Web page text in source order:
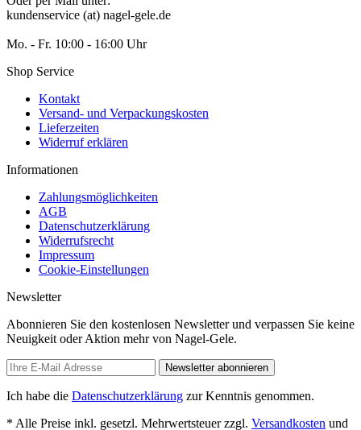
kundenservice (at) nagel-gele.de
Mo. - Fr. 10:00 - 16:00 Uhr
Shop Service
Kontakt
Versand- und Verpackungskosten
Lieferzeiten
Widerruf erklären
Informationen
Zahlungsmöglichkeiten
AGB
Datenschutzerklärung
Widerrufsrecht
Impressum
Cookie-Einstellungen
Newsletter
Abonnieren Sie den kostenlosen Newsletter und verpassen Sie keine
Neuigkeit oder Aktion mehr von Nagel-Gele.
Newsletter abonnieren
Ich habe die Datenschutzerklärung zur Kenntnis genommen.
* Alle Preise inkl. gesetzl. Mehrwertsteuer zzgl. Versandkosten und